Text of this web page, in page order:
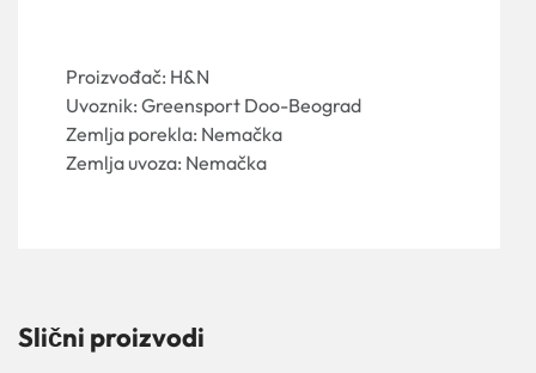
Proizvođač: H&N
Uvoznik: Greensport Doo-Beograd
Zemlja porekla: Nemačka
Zemlja uvoza: Nemačka
Slični proizvodi